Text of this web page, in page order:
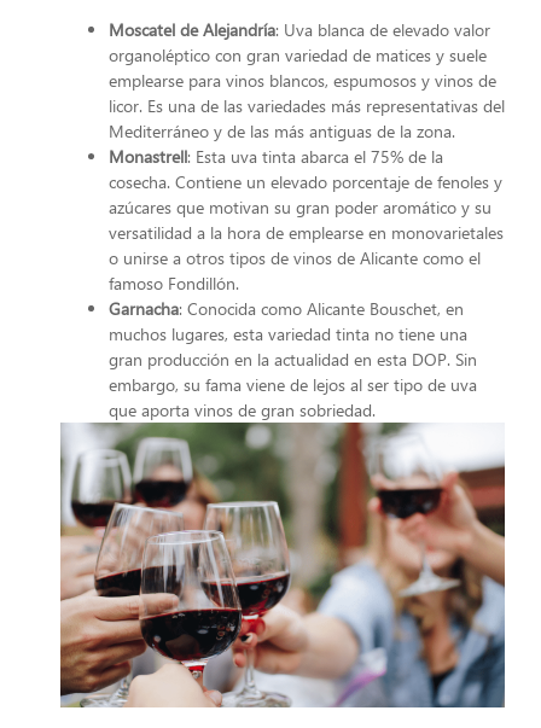
Moscatel de Alejandría: Uva blanca de elevado valor
organoléptico con gran variedad de matices y suele
emplearse para vinos blancos, espumosos y vinos de
licor. Es una de las variedades más representativas del
Mediterráneo y de las más antiguas de la zona.
Monastrell: Esta uva tinta abarca el 75% de la
cosecha. Contiene un elevado porcentaje de fenoles y
azúcares que motivan su gran poder aromático y su
versatilidad a la hora de emplearse en monovarietales
o unirse a otros tipos de vinos de Alicante como el
famoso Fondillón.
Garnacha: Conocida como Alicante Bouschet, en
muchos lugares, esta variedad tinta no tiene una
gran producción en la actualidad en esta DOP. Sin
embargo, su fama viene de lejos al ser tipo de uva
que aporta vinos de gran sobriedad.